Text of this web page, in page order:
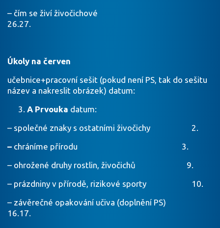
– čím se živí živočichové
26.27.
Úkoly na červen
učebnice+pracovní sešit (pokud není PS, tak do sešitu
název a nakreslit obrázek) datum:
A Prvouka datum:
– společné znaky s ostatními živočichy 2.
– chráníme přírodu 3.
– ohrožené druhy rostlin, živočichů 9.
– prázdniny v přírodě, rizikové sporty 10.
– závěrečné opakování učiva (doplnění PS)
16.17.